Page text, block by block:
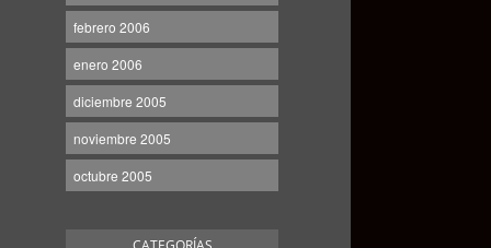
febrero 2006
enero 2006
diciembre 2005
noviembre 2005
octubre 2005